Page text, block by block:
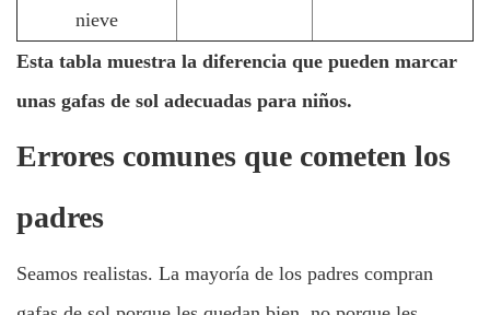
nieve
Esta tabla muestra la diferencia que pueden marcar
unas gafas de sol adecuadas para niños.
Errores comunes que cometen los
padres
Seamos realistas. La mayoría de los padres compran